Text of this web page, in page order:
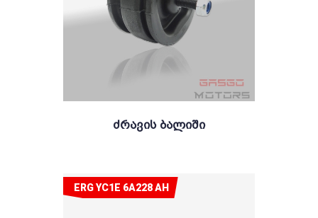
Ძრავის Ბალიში
ERG YC1E 6A228 AH